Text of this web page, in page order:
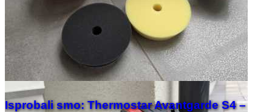
Isprobali smo: Thermostar Avantgarde S4 –